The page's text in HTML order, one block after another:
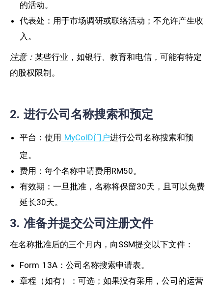
的活动。
代表处：用于市场调研或联络活动；不允许产生收
入。
注意： 某些行业，如银行、教育和电信，可能有特定
的股权限制。
2. 进行公司名称搜索和预定
平台：使用 MyCoID门户进行公司名称搜索和预
定。
费用：每个名称申请费用RM50。
有效期：一旦批准，名称将保留30天，且可以免费
延长30天。
3. 准备并提交公司注册文件
在名称批准后的三个月内，向SSM提交以下文件：
Form 13A：公司名称搜索申请表。
章程（如有）：可选；如果没有采用，公司的运营